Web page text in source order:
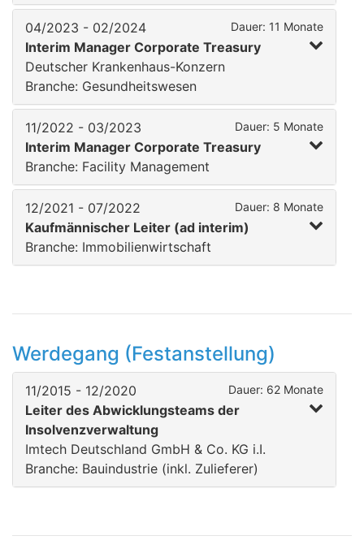
04/2023 - 02/2024 Dauer: 11 Monate
Interim Manager Corporate Treasury
Deutscher Krankenhaus-Konzern
Branche: Gesundheitswesen
11/2022 - 03/2023 Dauer: 5 Monate
Interim Manager Corporate Treasury
Branche: Facility Management
12/2021 - 07/2022 Dauer: 8 Monate
Kaufmännischer Leiter (ad interim)
Branche: Immobilienwirtschaft
Werdegang (Festanstellung)
11/2015 - 12/2020 Dauer: 62 Monate
Leiter des Abwicklungsteams der
Insolvenzverwaltung
Imtech Deutschland GmbH & Co. KG i.I.
Branche: Bauindustrie (inkl. Zulieferer)